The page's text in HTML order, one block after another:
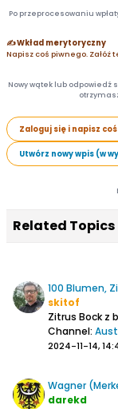
Po przeprocesowaniu
✍️ Wkład merytoryczny
Napisz coś piwnego. Załóż
Nowy wątek lub
Zaloguj się i napisz
Utwórz nowy wpis (w
Related Topics
100 Blumen,
skitof
Channel:
2024-11-14,
Wagner
darekd